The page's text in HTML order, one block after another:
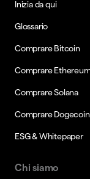
Inizia da qui
Glossario
Comprare Bitcoin
Comprare
Comprare Solana
Comprare Dogecoin
ESG & Whitepaper
Chi siamo